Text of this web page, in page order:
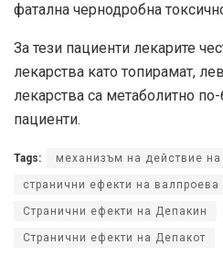
фатална чернодробна
За тези пациенти лекарите
лекарства като топирамат,
лекарства са метаболитно
пациенти.
Tags: механизъм на действие
странични ефекти на валпроева
Странични ефекти на Депакин
Странични ефекти на Депакот